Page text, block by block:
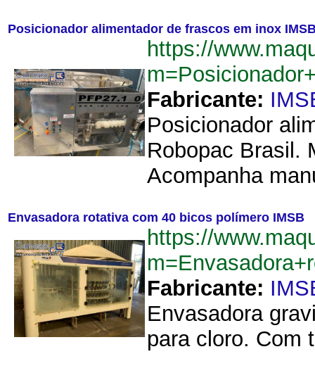
Posicionador alimentador de frascos em inox
https://
Fabricante:
Posicionador
Robopac Brasil.
Acompanha
Envasadora rotativa com 40 bicos polímero IMSB
https://
Fabricante:
Envasadora
para cloro. Com